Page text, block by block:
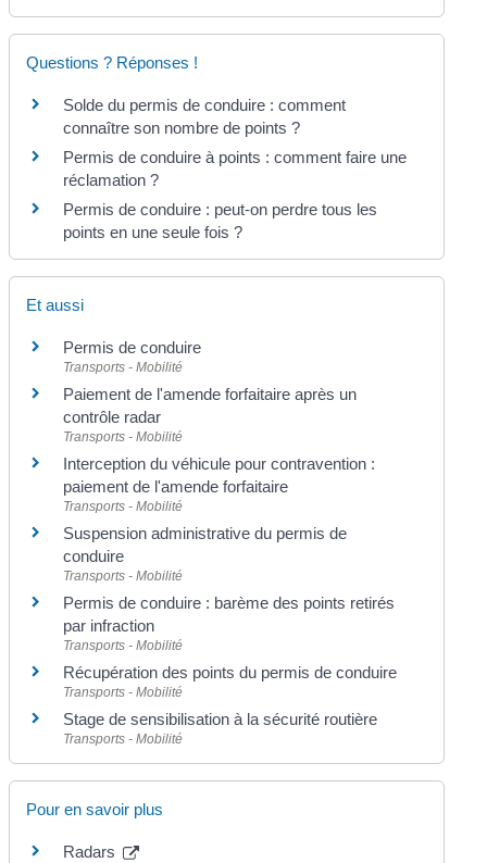
Questions ? Réponses !
Solde du permis de conduire : comment
connaître son nombre de points ?
Permis de conduire à points : comment faire une
réclamation ?
Permis de conduire : peut-on perdre tous les
points en une seule fois ?
Et aussi
Permis de conduire
Transports - Mobilité
Paiement de l'amende forfaitaire après un
contrôle radar
Transports - Mobilité
Interception du véhicule pour contravention :
paiement de l'amende forfaitaire
Transports - Mobilité
Suspension administrative du permis de
conduire
Transports - Mobilité
Permis de conduire : barème des points retirés
par infraction
Transports - Mobilité
Récupération des points du permis de conduire
Transports - Mobilité
Stage de sensibilisation à la sécurité routière
Transports - Mobilité
Pour en savoir plus
Radars